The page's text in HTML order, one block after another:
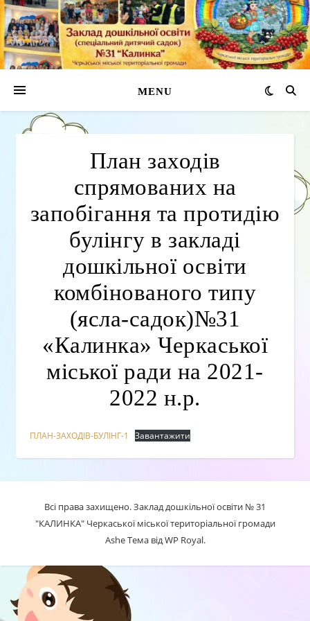
MENU
План заходів
спрямованих на
запобігання та протидію
булінгу в закладі
дошкільної освіти
комбінованого типу
(ясла-садок)№31
«Калинка» Черкаської
міської ради на 2021-
2022 н.р.
ПЛАН-ЗАХОДІВ-БУЛІНГ-1 Завантажити
Всі права захищено. Заклад дошкільної освіти № 31
"КАЛИНКА" Черкаської міської територіальної громади
Ashe Тема відWP Royal.